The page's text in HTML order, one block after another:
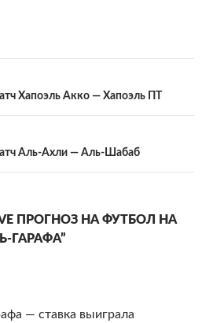
Хапоэль Акко — Хапоэль ПТ
Аль-Ахли — Аль-Шабаб
ПРОГНОЗ НА ФУТБОЛ НА
ГАРАФА”
— ставка выиграла